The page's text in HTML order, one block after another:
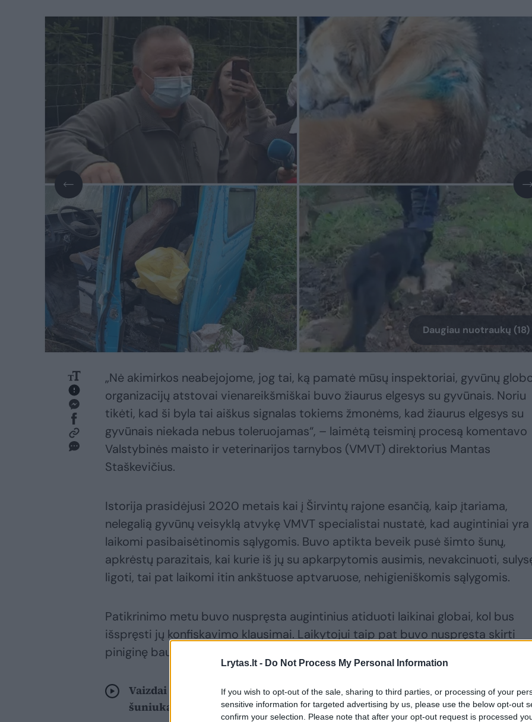
Lrytas.lt - Do Not Process My Personal Information
If you wish to opt-out of the sale, sharing to third parties, or processing of your
sensitive information for targeted advertising by us, please use the below opt-out
confirm your selection. Please note that after your opt-out request is processed
Daugiau nuotraukų (18)
„Nė akimirkos neabejojome, jog tai, ką pamatė mūsų inspektoriai, gyvūnų
organizacijų atstovai vienareikšmiškai buvo žiaurus elgesys su gyvūnais. Noriu
tikėti, kad ši byla tai aiškus signalas tokiems žmonėms, kad žiaurus elgesys su
gyvūnais niekada nebus toleruojamas“, – laimėtą teisminį procesą komentavo
Valstybinės maisto ir veterinarijos tarnybos (VMVT) direktorius Mantas
Staškevičius.
Istorija prasidėjusi 2020 metais kai į Širvintų rajone esančią, kaip įtariama,
nelegalią gyvūnų veisyklą atvykę VMVT specialistai nustatė, kad augintiniai yra
laikomi pasibaisėtinomis sąlygomis. Buvo aptikta beveik pusė šimto šunų,
apkrėstų parazitais, kai kurie iš jų su apkarpytomis ausimis, nevakcinuoti,
ligoti, tai pat laikomi itin ankštuose aptvaruose, nehigieniškomis sąlygomis.
Patikrinimo metu buvo nuspręsta augintinius atiduoti laikinai globai, kol bus
išspręsti jų konfiskavimo klausimai. Laikytojui taip pat buvo nuspręsta skirti
piniginę baudą.
Vaizdai Širvintų ūkininko sodyboje kelia šiurpą: šunys nusėti žaizdomis,
šuniukai rasti maišuose